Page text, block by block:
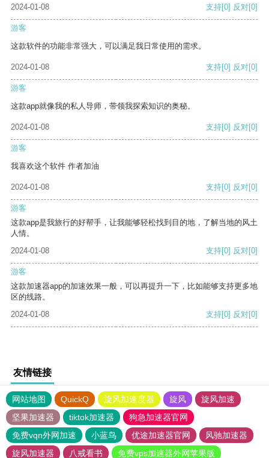
2024-01-08 支持[0] 反对[0]
游客
这款软件的功能非常强大，可以满足我日常使用的需求。
2024-01-08 支持[0] 反对[0]
游客
这款app就像我的私人导师，带领我探索知识的奥秘。
2024-01-08 支持[0] 反对[0]
游客
我喜欢这个软件 作者加油
2024-01-08 支持[0] 反对[0]
游客
这款app是我旅行的好帮手，让我能够轻松找到目的地，了解当地的风土
人情。
2024-01-08
支持[0] 反对[0]
游客
这款加速器app的加速效果一般，可以再提升一下，比如能够支持更多地
区的线路。
2024-01-08
支持[0] 反对[0]
友情链接
网站地图 QuickQ 旋风加速度器 旋风
旋风加速
坚果加速器
tiktok加速器
狗急加速器官网
免费vqn外网加速
小蓝鸟 优途加速器官网
风驰加速器
旋风加速器
八戒看书 免费vps加速器外网苹果版